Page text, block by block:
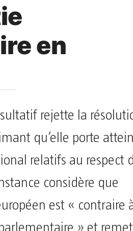
en
rejette la
qu’elle porte
relatifs au respect
considère que
est « contraire
» et